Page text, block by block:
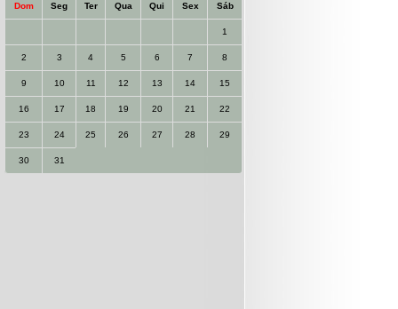
Dom Seg Ter Qua Qui Sex Sáb
1
2 3 4 5 6 7 8
9 10 11 12 13 14 15
16 17 18 19 20 21 22
23 24 25 26 27 28 29
30 31